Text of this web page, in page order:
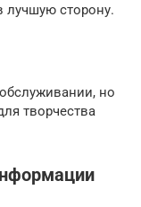
лучшую сторону.
но
творчества